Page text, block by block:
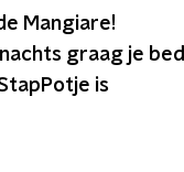
Mangiare!
graag je bed
is